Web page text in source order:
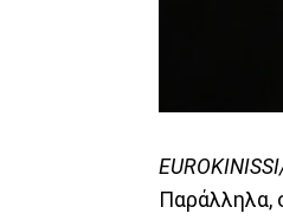
Παράλληλα,